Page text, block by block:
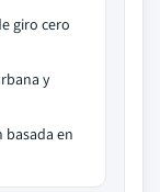
giro cero
y
basada en